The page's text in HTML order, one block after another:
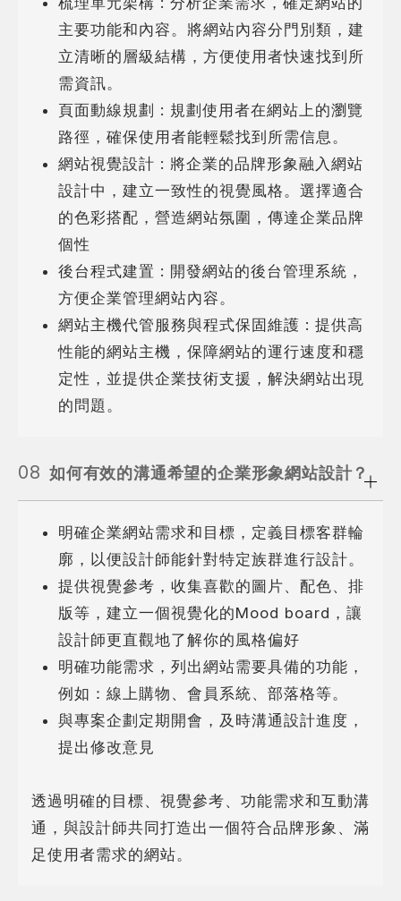
主要功能和內容。將網站內容分門別類，建
立清晰的層級結構，方便使用者快速找到所
需資訊。
頁面動線規劃 : 規劃使用者在網站上的瀏覽
路徑，確保使用者能輕鬆找到所需信息。
網站視覺設計 : 將企業的品牌形象融入網站
設計中，建立一致性的視覺風格。選擇適合
的色彩搭配，營造網站氛圍，傳達企業品牌
個性
後台程式建置 : 開發網站的後台管理系統，
方便企業管理網站內容。
網站主機代管服務與程式保固維護 : 提供高
性能的網站主機，保障網站的運行速度和穩
定性，並提供企業技術支援，解決網站出現
的問題。
08 如何有效的溝通希望的企業形象網站設計？
明確企業網站需求和目標，定義目標客群輪
廓，以便設計師能針對特定族群進行設計。
提供視覺參考，收集喜歡的圖片、配色、排
版等，建立一個視覺化的Mood board，讓
設計師更直觀地了解你的風格偏好
明確功能需求，列出網站需要具備的功能，
例如：線上購物、會員系統、部落格等。
與專案企劃定期開會，及時溝通設計進度，
提出修改意見
透過明確的目標、視覺參考、功能需求和互動溝
通，與設計師共同打造出一個符合品牌形象、滿
足使用者需求的網站。